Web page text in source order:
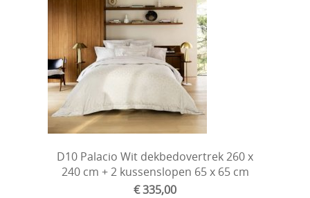
D10 Palacio Wit dekbedovertrek 260 x
240 cm + 2 kussenslopen 65 x 65 cm
€ 335,00